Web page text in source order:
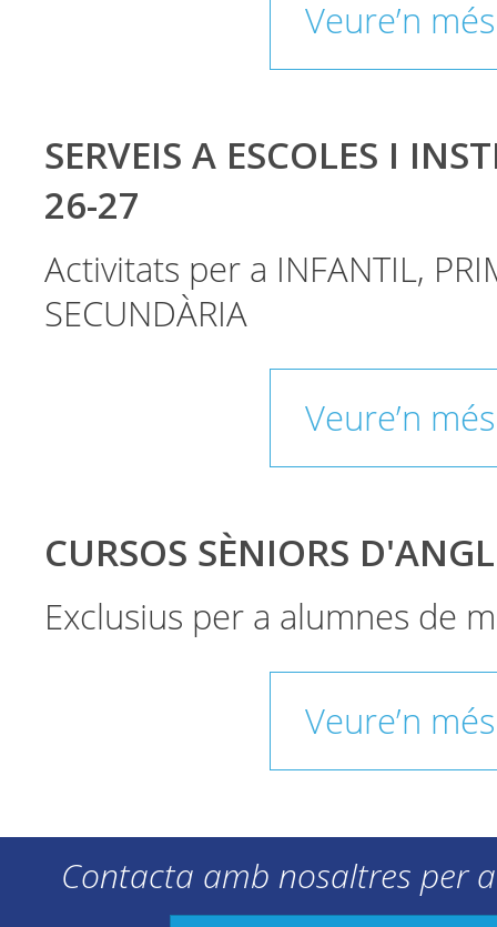
Veure’n més
SERVEIS A ESCOLES I
26-27
Activitats per a INFANTIL,
SECUNDÀRIA
Veure’n més
CURSOS SÈNIORS
Exclusius per a alumnes de
Veure’n més
Contacta amb nosaltres per